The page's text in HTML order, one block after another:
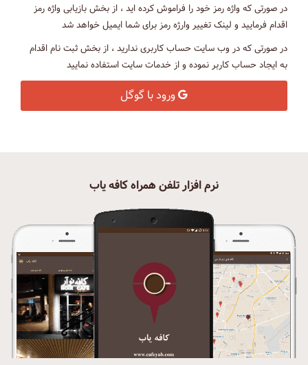
در صورتی که واژه رمز خود را فراموش کرده اید ، از بخش بازیابی واژه رمز
اقدام فرمایید و لینک تغییر وارژه رمز برای شما ایمیل خواهد شد
در صورتی که در وب سایت حساب کاربری ندارید ، از بخش ثبت نام اقدام
به ایجاد حساب کاربر نموده و از خدمات سایت استفاده نمایید
ورود با گوگل
نرم افزار تلفن همراه کافه یاب